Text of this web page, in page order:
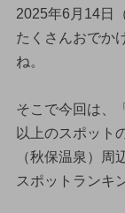
2025年6月14日
たくさんおでか
ね。
そこで今回は、
以上のスポット
（秋保温泉）周
スポットランキ